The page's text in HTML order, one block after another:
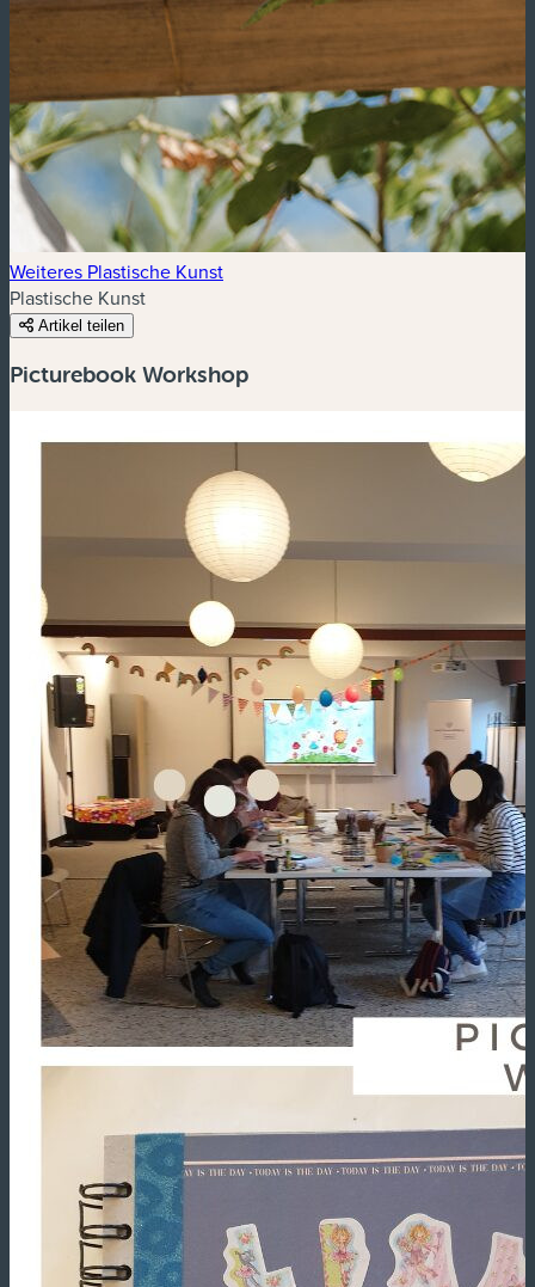
Weiteres Plastische Kunst
Plastische Kunst
Artikel teilen
Picturebook Workshop